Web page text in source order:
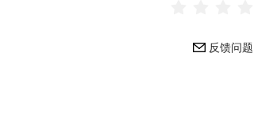
反馈问题